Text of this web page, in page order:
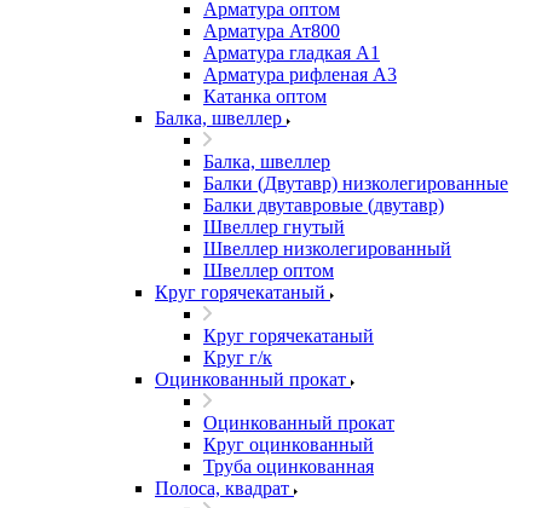
Арматура оптом
Арматура Ат800
Арматура гладкая А1
Арматура рифленая А3
Катанка оптом
Балка, швеллер
Балка, швеллер
Балки (Двутавр) низколегированные
Балки двутавровые (двутавр)
Швеллер гнутый
Швеллер низколегированный
Швеллер оптом
Круг горячекатаный
Круг горячекатаный
Круг г/к
Оцинкованный прокат
Оцинкованный прокат
Круг оцинкованный
Труба оцинкованная
Полоса, квадрат